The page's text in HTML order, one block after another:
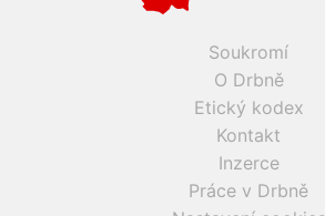
Soukromí
O Drbně
Etický kodex
Kontakt
Inzerce
Práce v Drbně